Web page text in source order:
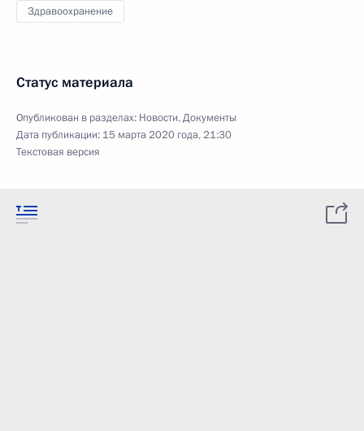
Здравоохранение
Статус материала
Опубликован в разделах: Новости,Документы
Дата публикации: 15 марта 2020 года, 21:30
Текстовая версия